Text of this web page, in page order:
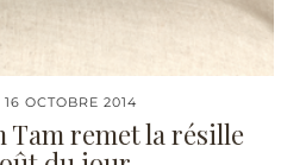
16 OCTOBRE 2014
Tam remet la résille